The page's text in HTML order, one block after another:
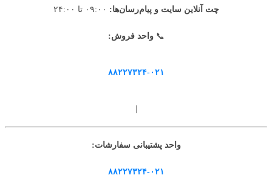
چت آنلاین سایت و پیام‌رسان‌ها:
📞واحد فروش:
۸۸۲۲۷۳۲۴-۰۲۱
واحد پشتیبانی سفارشات:
۸۸۲۲۷۳۲۴-۰۲۱